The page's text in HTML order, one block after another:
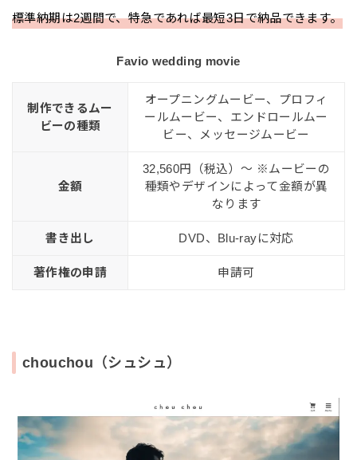
標準納期は2週間で、特急であれば最短3日で納品できます。
Favio wedding movie
制作できるムー
ビーの種類
オープニングムービー、プロフィ
ールムービー、エンドロールムー
ビー、メッセージムービー
金額
32,560円（税込）〜 ※ムービーの
種類やデザインによって金額が異
なります
書き出し DVD、Blu-rayに対応
著作権の申請 申請可
chouchou（シュシュ）